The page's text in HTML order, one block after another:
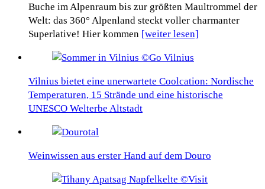
Buche im Alpenraum bis zur größten Maultrommel der
Welt: das 360° Alpenland steckt voller charmanter
Superlative! Hier kommen [weiter lesen]
Vilnius bietet eine unerwartete Coolcation: Nordische
Temperaturen, 15 Strände und eine historische
UNESCO Welterbe Altstadt
Weinwissen aus erster Hand auf dem Douro